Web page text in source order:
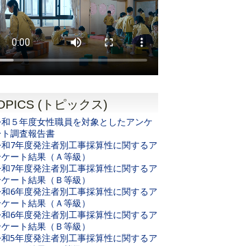
(トピックス)
５年度女性職員を対象としたアンケ
ト調査報告書
7年度発注者別工事採算性に関するア
ート結果（Ａ等級）
7年度発注者別工事採算性に関するア
ート結果（Ｂ等級）
6年度発注者別工事採算性に関するア
ート結果（Ａ等級）
6年度発注者別工事採算性に関するア
ート結果（Ｂ等級）
5年度発注者別工事採算性に関するア